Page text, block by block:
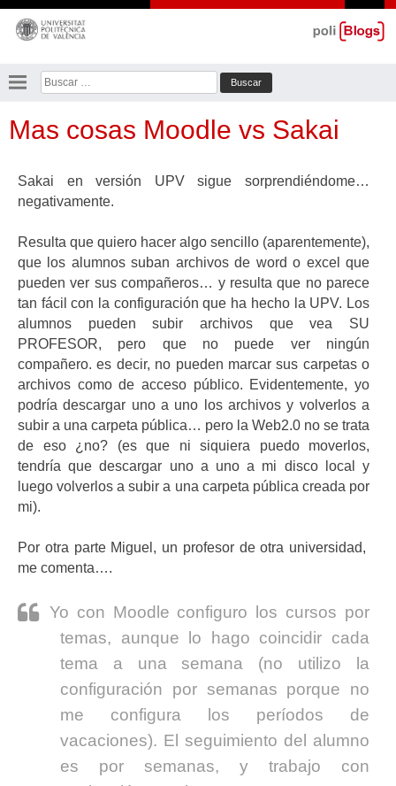
Saltar
contenido
Buscar:
Mas cosas Moodle vs Sakai
Sakai en versión UPV sigue sorprendiéndome…
negativamente.
Resulta que quiero hacer algo sencillo (aparentemente),
que los alumnos suban archivos de word o excel que
pueden ver sus compañeros… y resulta que no parece
tan fácil con la configuración que ha hecho la UPV. Los
alumnos pueden subir archivos que vea SU
PROFESOR, pero que no puede ver ningún
compañero. es decir, no pueden marcar sus carpetas o
archivos como de acceso público. Evidentemente, yo
podría descargar uno a uno los archivos y volverlos a
subir a una carpeta pública… pero la Web2.0 no se trata
de eso ¿no? (es que ni siquiera puedo moverlos,
tendría que descargar uno a uno a mi disco local y
luego volverlos a subir a una carpeta pública creada por
mi).
Por otra parte Miguel, un profesor de otra universidad,
me comenta….
Yo con Moodle configuro los cursos por
temas, aunque lo hago coincidir cada
tema a una semana (no utilizo la
configuración por semanas porque no
me configura los períodos de
vacaciones). El seguimiento del alumno
es por semanas, y trabajo con